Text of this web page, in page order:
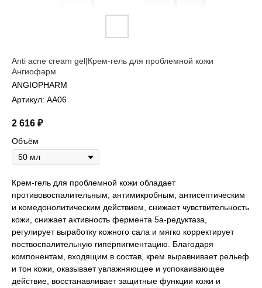
Anti acne cream gel|Крем-гель для проблемной кожи
Ангиофарм
ANGIOPHARM
Артикул: AA06
2 616 ₽
Объём
Крем-гель для проблемной кожи обладает
противовоспалительным, антимикробным, антисептическим
и комедонолитическим действием, снижает чувствительность
кожи, снижает активность фермента 5а-редуктаза,
регулирует выработку кожного сала и мягко корректирует
поствоспалительную гиперпигментацию. Благодаря
компонентам, входящим в состав, крем выравнивает рельеф
и тон кожи, оказывает увлажняющее и успокаивающее
действие, восстанавливает защитные функции кожи и